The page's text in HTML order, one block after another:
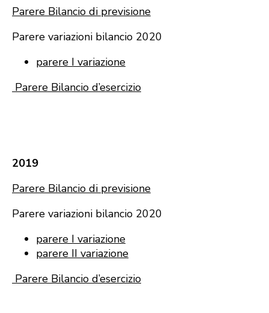
Parere Bilancio di previsione
Parere variazioni bilancio 2020
parere I variazione
Parere Bilancio d’esercizio
2019
Parere Bilancio di previsione
Parere variazioni bilancio 2020
parere I variazione
parere II variazione
Parere Bilancio d’esercizio